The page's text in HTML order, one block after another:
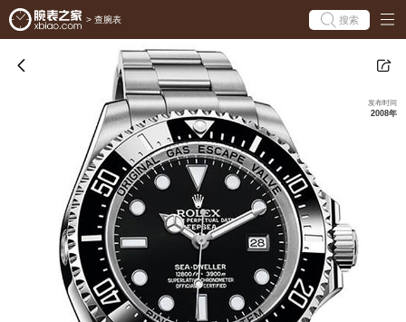
> 查腕表 搜索
发布时间
2008年